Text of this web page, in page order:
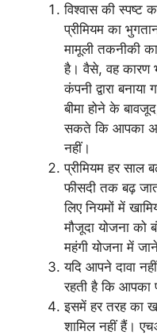
विश्वास की स्पष्ट
प्रीमियम का
मामूली तकनीकी
है। वैसे, वह कारण
कंपनी द्वारा
बीमा होने के
सकते कि आपका
नहीं।
प्रीमियम हर साल
फीसदी तक बढ़
लिए नियमों में
मौजूदा योजना
महंगी योजना में
यदि आपने दावा
रहती है कि आपका
इसमें हर तरह का
शामिल नहीं हैं।